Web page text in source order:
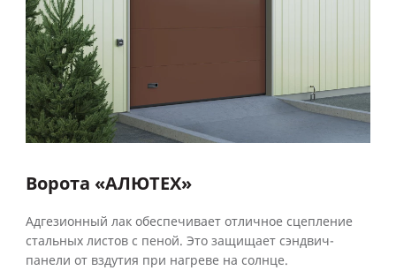
Ворота «АЛЮТЕХ»
Адгезионный лак обеспечивает отличное сцепление
стальных листов с пеной. Это защищает сэндвич-
панели от вздутия при нагреве на солнце.